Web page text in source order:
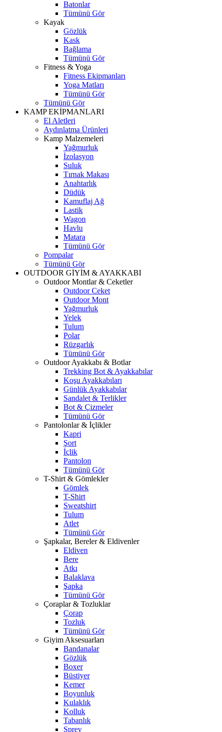
Batonlar
Tümünü Gör
Kayak
Gözlük
Kask
Bağlama
Tümünü Gör
Fitness & Yoga
Fitness Ekipmanları
Yoga Matları
Tümünü Gör
Tümünü Gör
KAMP EKİPMANLARI
El Aletleri
Aydınlatma Ürünleri
Kamp Malzemeleri
Yağmurluk
İzolasyon
Suluk
Tırnak Makası
Anahtarlık
Düdük
Kamuflaj Ağ
Lastik
Wagon
Havlu
Matara
Tümünü Gör
Pompalar
Tümünü Gör
OUTDOOR GİYİM & AYAKKABI
Outdoor Montlar & Ceketler
Outdoor Ceket
Outdoor Mont
Yağmurluk
Yelek
Tulum
Polar
Rüzgarlık
Tümünü Gör
Outdoor Ayakkabı & Botlar
Trekking Bot & Ayakkabılar
Koşu Ayakkabıları
Günlük Ayakkabılar
Sandalet & Terlikler
Bot & Çizmeler
Tümünü Gör
Pantolonlar & İçlikler
Kapri
Şort
İçlik
Pantolon
Tümünü Gör
T-Shirt & Gömlekler
Gömlek
T-Shirt
Sweatshirt
Tulum
Atlet
Tümünü Gör
Şapkalar, Bereler & Eldivenler
Eldiven
Bere
Atkı
Balaklava
Şapka
Tümünü Gör
Çoraplar & Tozluklar
Çorap
Tozluk
Tümünü Gör
Giyim Aksesuarları
Bandanalar
Gözlük
Boxer
Büstiyer
Kemer
Boyunluk
Kulaklık
Kolluk
Tabanlık
Sprey